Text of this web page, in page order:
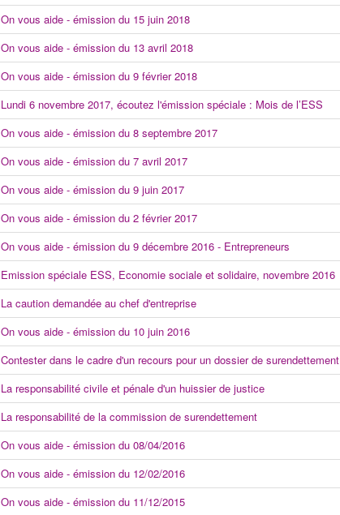
On vous aide - émission du 15 juin 2018
On vous aide - émission du 13 avril 2018
On vous aide - émission du 9 février 2018
Lundi 6 novembre 2017, écoutez l'émission spéciale : Mois de l’ESS
On vous aide - émission du 8 septembre 2017
On vous aide - émission du 7 avril 2017
On vous aide - émission du 9 juin 2017
On vous aide - émission du 2 février 2017
On vous aide - émission du 9 décembre 2016 - Entrepreneurs
Emission spéciale ESS, Economie sociale et solidaire, novembre 2016
La caution demandée au chef d'entreprise
On vous aide - émission du 10 juin 2016
Contester dans le cadre d'un recours pour un dossier de surendettement
La responsabilité civile et pénale d'un huissier de justice
La responsabilité de la commission de surendettement
On vous aide - émission du 08/04/2016
On vous aide - émission du 12/02/2016
On vous aide - émission du 11/12/2015